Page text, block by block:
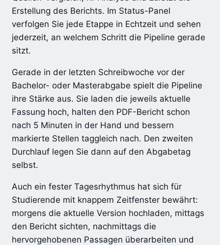
Erstellung des Berichts. Im Status-Panel
verfolgen Sie jede Etappe in Echtzeit und sehen
jederzeit, an welchem Schritt die Pipeline gerade
sitzt.
Gerade in der letzten Schreibwoche vor der
Bachelor- oder Masterabgabe spielt die Pipeline
ihre Stärke aus. Sie laden die jeweils aktuelle
Fassung hoch, halten den PDF-Bericht schon
nach 5 Minuten in der Hand und bessern
markierte Stellen taggleich nach. Den zweiten
Durchlauf legen Sie dann auf den Abgabetag
selbst.
Auch ein fester Tagesrhythmus hat sich für
Studierende mit knappem Zeitfenster bewährt:
morgens die aktuelle Version hochladen, mittags
den Bericht sichten, nachmittags die
hervorgehobenen Passagen überarbeiten und